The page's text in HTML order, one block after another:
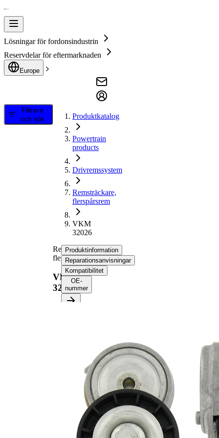
Lösningar för fordonsindustrin
Reservdelar för eftermarknaden
Europe
Filtrera
och sök
Produktkatalog
Powertrain
products
Drivremssystem
Remsträckare,
flerspårsrem
VKM
32026
Remsträckare,
flerspårsrem
VKM
32026
Produktinformation
Reparationsanvisningar
Kompatibilitet
OE-
nummer
Spännmetod, spännrulle
Alternativ reparationssats
VKM
32050-1
Kompletteringsartikel/tilläggsinfo med
fästmaterial